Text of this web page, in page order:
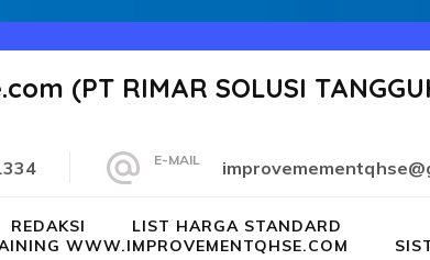
(PT RIMAR SOLUSI
E-MAIL
REDAKSI
LIST HARGA STANDARD
WWW.IMPROVEMENTQHSE.COM